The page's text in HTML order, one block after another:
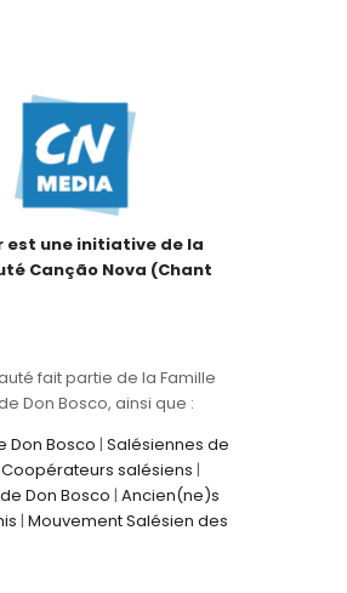
est une initiative de la
Canção Nova (Chant
fait partie de la Famille
Don Bosco, ainsi que :
Don Bosco | Salésiennes de
Coopérateurs salésiens |
Don Bosco | Ancien(ne)s
| Mouvement Salésien des